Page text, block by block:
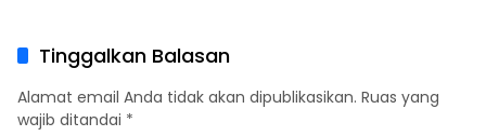
Tinggalkan Balasan
Alamat email Anda tidak akan dipublikasikan. Ruas yang
wajib ditandai *